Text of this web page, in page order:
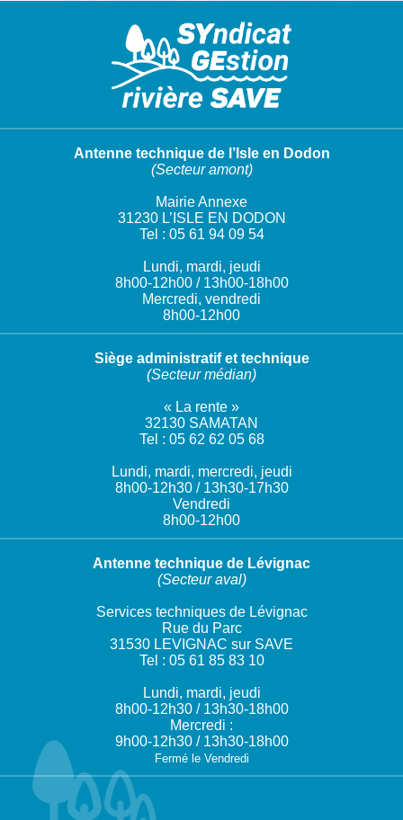
Antenne technique de l’Isle en Dodon
(Secteur amont)
Mairie Annexe
31230 L’ISLE EN DODON
Tel : 05 61 94 09 54
Lundi, mardi, jeudi
8h00-12h00 / 13h00-18h00
Mercredi, vendredi
8h00-12h00
Siège administratif et technique
(Secteur médian)
« La rente »
32130 SAMATAN
Tel : 05 62 62 05 68
Lundi, mardi, mercredi, jeudi
8h00-12h30 / 13h30-17h30
Vendredi
8h00-12h00
Antenne technique de Lévignac
(Secteur aval)
Services techniques de Lévignac
Rue du Parc
31530 LEVIGNAC sur SAVE
Tel : 05 61 85 83 10
Lundi, mardi, jeudi
8h00-12h30 / 13h30-18h00
Mercredi :
9h00-12h30 / 13h30-18h00
Fermé le Vendredi